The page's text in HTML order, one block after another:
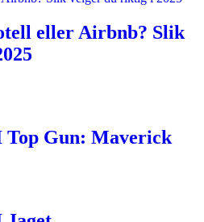
eller Airbnb? Slik
Top Gun: Maverick